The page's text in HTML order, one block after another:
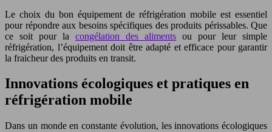
Le choix du bon équipement de réfrigération mobile est essentiel
pour répondre aux besoins spécifiques des produits périssables. Que
ce soit pour la congélation des aliments ou pour leur simple
réfrigération, l’équipement doit être adapté et efficace pour garantir
la fraicheur des produits en transit.
Innovations écologiques et pratiques en
réfrigération mobile
Dans un monde en constante évolution, les innovations écologiques